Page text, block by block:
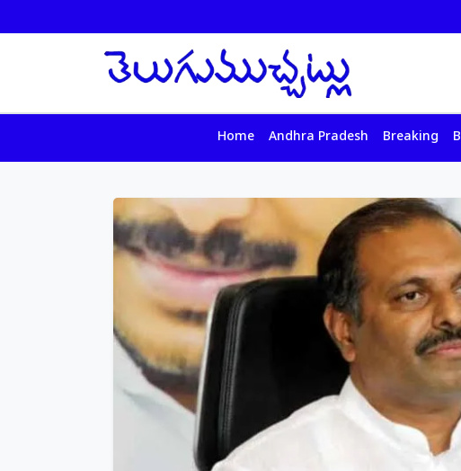
Home Andhra Pradesh Breaking